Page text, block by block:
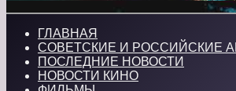
ГЛАВНАЯ
СОВЕТСКИЕ И РОССИЙСКИЕ
ПОСЛЕДНИЕ НОВОСТИ
НОВОСТИ КИНО